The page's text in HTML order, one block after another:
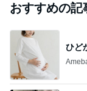
おすすめの記
ひど